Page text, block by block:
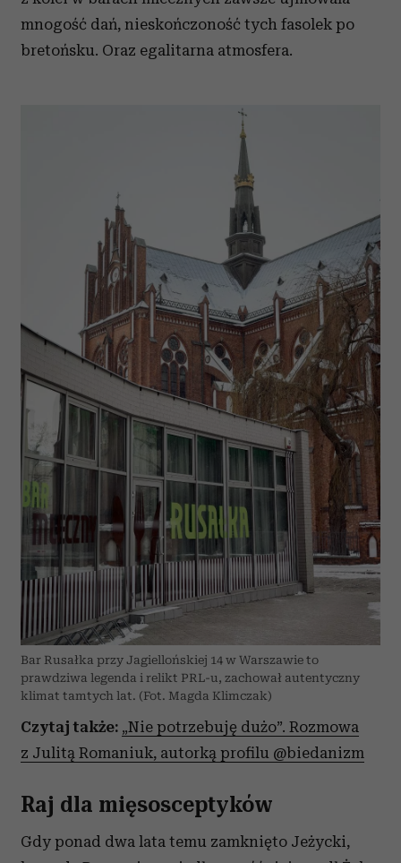
mnogość dań, nieskończoność tych fasolek po
bretońsku. Oraz egalitarna atmosfera.
Bar Rusałka przy Jagiellońskiej 14 w Warszawie to
prawdziwa legenda i relikt PRL-u, zachował autentyczny
klimat tamtych lat. (Fot. Magda Klimczak)
Czytaj także: „Nie potrzebuję dużo”. Rozmowa
z Julitą Romaniuk, autorką profilu @biedanizm
Raj dla mięsosceptyków
Gdy ponad dwa lata temu zamknięto Jeżycki,